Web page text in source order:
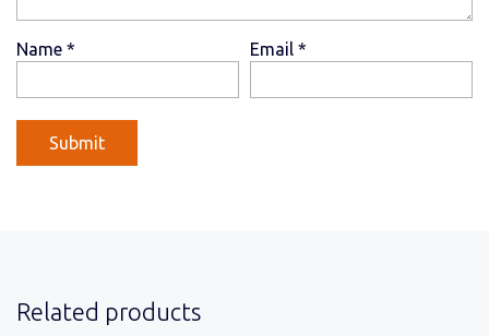
Name * Email *
Related products